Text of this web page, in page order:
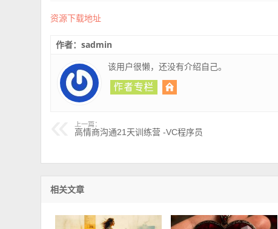
资源下载地址
作者：sadmin
该用户很懒，还没有介绍自己。
上一篇：
高情商沟通21天训练营 -VC程序员
相关文章